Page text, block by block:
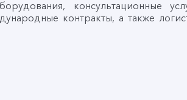
консультационные
контракты, а также